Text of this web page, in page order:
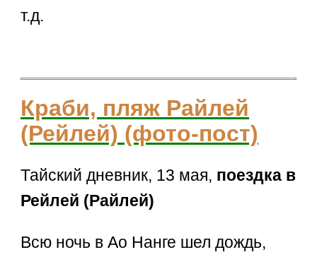
т.д.
Краби, пляж Райлей
(Рейлей) (фото-пост)
Тайский дневник, 13 мая, поездка в
Рейлей (Райлей)
Всю ночь в Ао Нанге шел дождь,